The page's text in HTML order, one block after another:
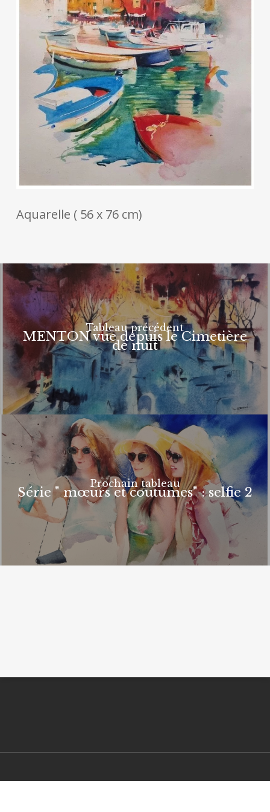
Aquarelle ( 56 x 76 cm)
Tableau précédent
MENTON vue depuis le Cimetière
de nuit
Prochain tableau
Série " mœurs et coutumes" : selfie 2